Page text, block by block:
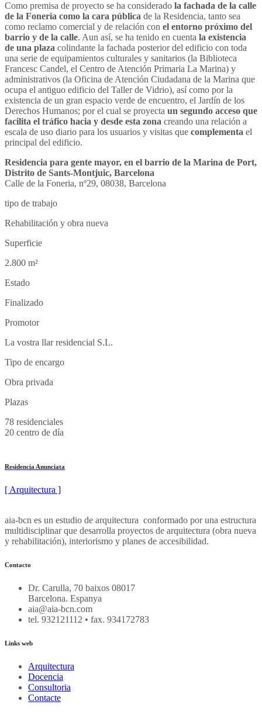
Como premisa de proyecto se ha considerado la fachada de la calle
de la Foneria como la cara pública de la Residencia, tanto sea
como reclamo comercial y de relación con el entorno próximo del
barrio y de la calle. Aun así, se ha tenido en cuenta la existencia
de una plaza colindante la fachada posterior del edificio con toda
una serie de equipamientos culturales y sanitarios (la Biblioteca
Francesc Candel, el Centro de Atención Primaria La Marina) y
administrativos (la Oficina de Atención Ciudadana de la Marina que
ocupa el antiguo edificio del Taller de Vidrio), así como por la
existencia de un gran espacio verde de encuentro, el Jardín de los
Derechos Humanos; por el cual se proyecta un segundo acceso que
facilita el tráfico hacia y desde esta zona creando una relación a
escala de uso diario para los usuarios y visitas que complementa el
principal del edificio.
Residencia para gente mayor, en el barrio de la Marina de Port,
Distrito de Sants-Montjuic, Barcelona
Calle de la Foneria, nº29, 08038, Barcelona
tipo de trabajo
Rehabilitación y obra nueva
Superficie
2.800 m²
Estado
Finalizado
Promotor
La vostra llar residencial S.L.
Tipo de encargo
Obra privada
Plazas
78 residenciales
20 centro de día
Residencia Anunciata
[ Arquitectura ]
aia-bcn es un estudio de arquitectura conformado por una estructura
multidisciplinar que desarrolla proyectos de arquitectura (obra nueva
y rehabilitación), interiorismo y planes de accesibilidad.
Contacto
Dr. Carulla, 70 baixos 08017
Barcelona. Espanya
aia@aia-bcn.com
tel. 932121112 • fax. 934172783
Links web
Arquitectura
Docencia
Consultoria
Contacte